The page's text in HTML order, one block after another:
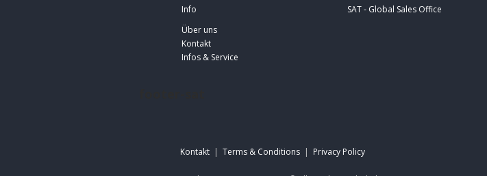
Info
Über uns
Kontakt
Infos & Service
SAT - Global Sales Office
Kontakt | Terms & Conditions | Privacy Policy